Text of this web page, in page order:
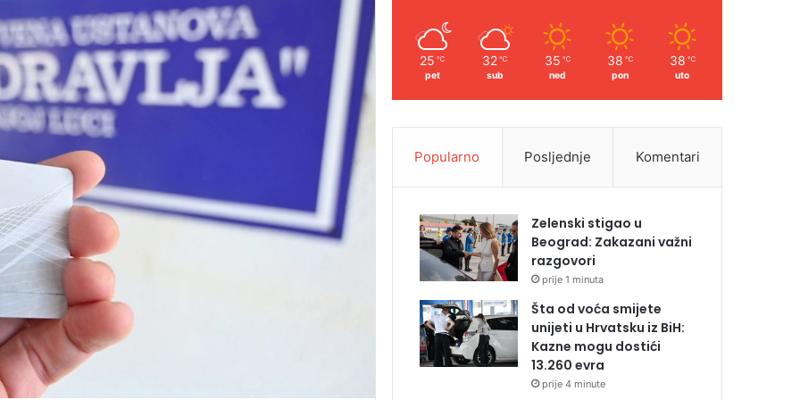
25 ℃
pet
32 ℃
sub
35 ℃
ned
38 ℃
pon
38 ℃
uto
Popularno Posljednje Komentari
Zelenski stigao u
Beograd: Zakazani važni
razgovori
prije 1 minuta
Šta od voća smijete
unijeti u Hrvatsku iz BiH:
Kazne mogu dostići
13.260 evra
prije 4 minute